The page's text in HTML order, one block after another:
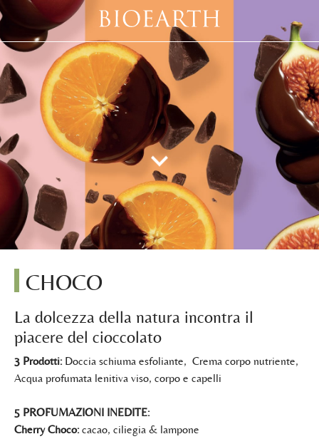
CHOCO
La dolcezza della natura incontra il
piacere del cioccolato
3 Prodotti: Doccia schiuma esfoliante, Crema corpo nutriente,
Acqua profumata lenitiva viso, corpo e capelli
5 PROFUMAZIONI INEDITE:
Cherry Choco:cacao, ciliegia & lampone